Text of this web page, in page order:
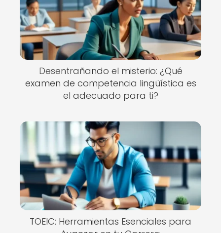
Desentrañando el misterio: ¿Qué
examen de competencia lingüística es
el adecuado para ti?
TOEIC: Herramientas Esenciales para